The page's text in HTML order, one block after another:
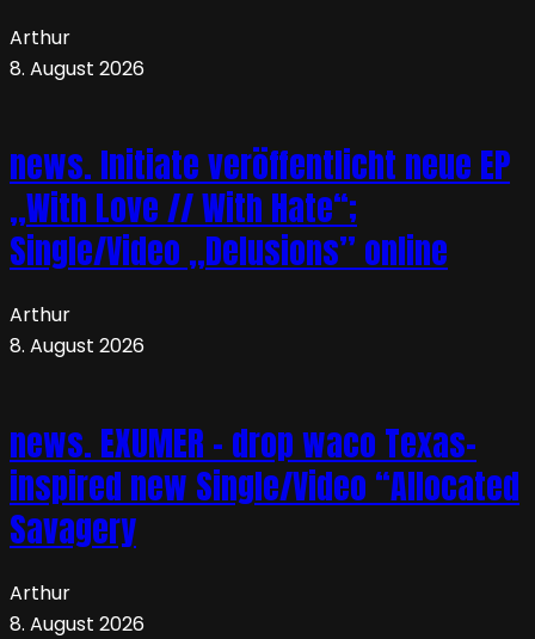
Arthur
8. August 2026
news. Initiate veröffentlicht neue EP
„With Love // With Hate“;
Single/Video „Delusions” online
Arthur
8. August 2026
news. EXUMER – drop waco Texas-
inspired new Single/Video “Allocated
Savagery
Arthur
8. August 2026